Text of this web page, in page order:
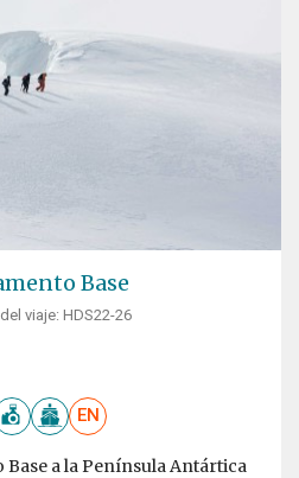
Base
viaje: HDS22-26
EN
a la Península Antártica